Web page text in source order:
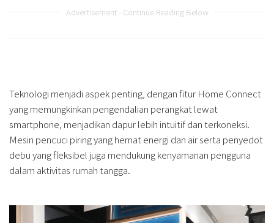
Advertisement - Continue Reading Below
Teknologi menjadi aspek penting, dengan fitur Home Connect
yang memungkinkan pengendalian perangkat lewat
smartphone, menjadikan dapur lebih intuitif dan terkoneksi.
Mesin pencuci piring yang hemat energi dan air serta penyedot
debu yang fleksibel juga mendukung kenyamanan pengguna
dalam aktivitas rumah tangga.